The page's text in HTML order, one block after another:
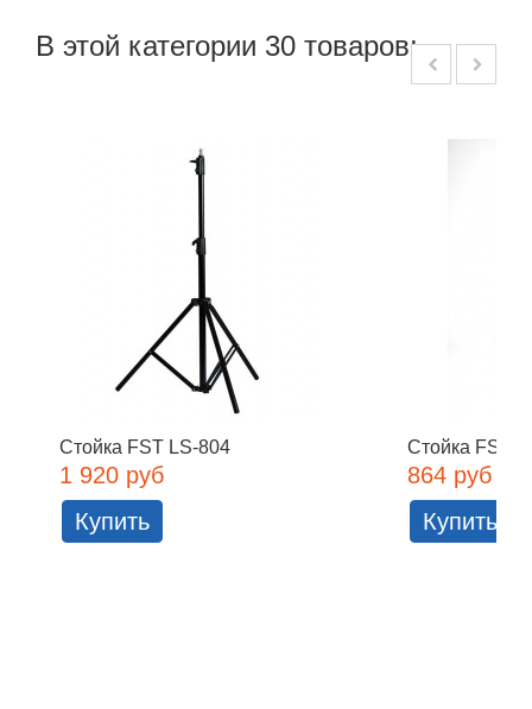
В этой категории 30 товаров:
Стойка FST LS-804
1 920 руб
Купить
Стойка FST
864 руб
Купить